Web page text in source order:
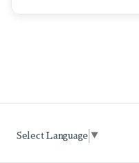
Select Language ▼